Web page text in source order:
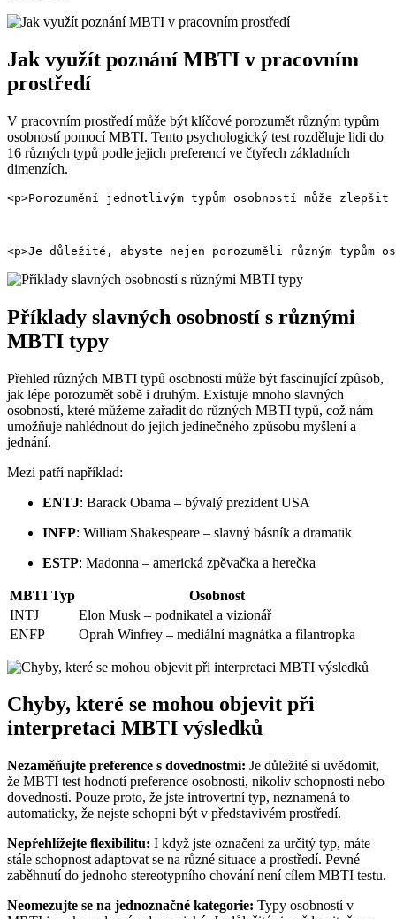
Jak využít poznání MBTI v pracovním
prostředí
V pracovním prostředí může být klíčové porozumět různým typům
osobností pomocí MBTI. Tento psychologický test rozděluje lidi do
16 různých typů podle jejich preferencí ve čtyřech základních
dimenzích.
<p>Porozumění jednotlivým typům osobností může
<p>Je důležité, abyste nejen porozuměli různým
Příklady slavných osobností s různými
MBTI typy
Přehled různých MBTI typů osobnosti může být fascinující způsob,
jak lépe porozumět sobě i druhým. Existuje mnoho slavných
osobností, které můžeme zařadit do různých MBTI typů, což nám
umožňuje nahlédnout do jejich jedinečného způsobu myšlení a
jednání.
Mezi patří například:
ENTJ: Barack Obama – bývalý prezident USA
INFP: William Shakespeare – slavný básník a dramatik
ESTP: Madonna – americká zpěvačka a herečka
MBTI Typ
Osobnost
INTJ
Elon Musk – podnikatel a vizionář
ENFP
Oprah Winfrey – mediální magnátka a filantropka
Chyby, které se mohou objevit při
interpretaci MBTI výsledků
Nezaměňujte preference s dovednostmi: Je důležité si uvědomit,
že MBTI test hodnotí preference osobnosti, nikoliv schopnosti nebo
dovednosti. Pouze proto, že jste introvertní typ, neznamená to
automaticky, že nejste schopni být v představivém prostředí.
Nepřehlížejte flexibilitu: I když jste označeni za určitý typ, máte
stále schopnost adaptovat se na různé situace a prostředí. Pevné
zaběhnutí do jednoho stereotypního chování není cílem MBTI testu.
Neomezujte se na jednoznačné kategorie: Typy osobností v